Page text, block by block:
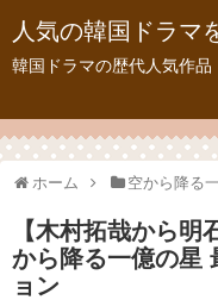
人気の韓国ドラマ
韓国ドラマの歴代人気作品
ホーム 空から降る
【木村拓哉から
から降る一億の星
ョン